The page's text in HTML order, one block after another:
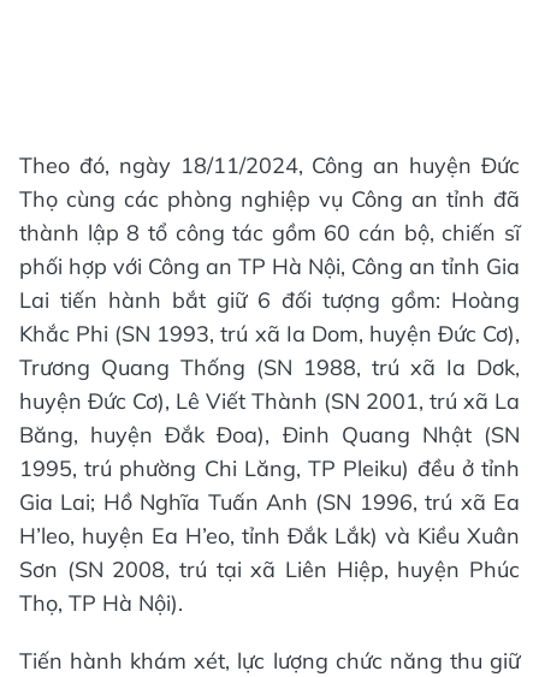
Theo đó, ngày 18/11/2024, Công an huyện Đức
Thọ cùng các phòng nghiệp vụ Công an tỉnh đã
thành lập 8 tổ công tác gồm 60 cán bộ, chiến sĩ
phối hợp với Công an TP Hà Nội, Công an tỉnh Gia
Lai tiến hành bắt giữ 6 đối tượng gồm: Hoàng
Khắc Phi (SN 1993, trú xã Ia Dom, huyện Đức Cơ),
Trương Quang Thống (SN 1988, trú xã Ia Dơk,
huyện Đức Cơ), Lê Viết Thành (SN 2001, trú xã La
Băng, huyện Đắk Đoa), Đinh Quang Nhật (SN
1995, trú phường Chi Lăng, TP Pleiku) đều ở tỉnh
Gia Lai; Hồ Nghĩa Tuấn Anh (SN 1996, trú xã Ea
H’leo, huyện Ea H’eo, tỉnh Đắk Lắk) và Kiều Xuân
Sơn (SN 2008, trú tại xã Liên Hiệp, huyện Phúc
Thọ, TP Hà Nội).
Tiến hành khám xét, lực lượng chức năng thu giữ